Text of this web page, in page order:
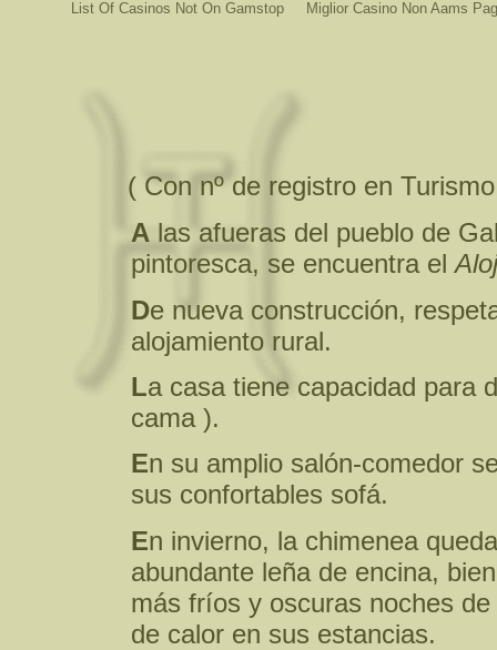
List Of Casinos Not On Gamstop Miglior Casino Non Aams
( Con nº de registro en
A las afueras del pueblo de
pintoresca, se encuentra el
De nueva construcción,
alojamiento rural.
La casa tiene capacidad para
cama ).
En su amplio salón-comedor
sus confortables sofá.
En invierno, la chimenea
abundante leña de encina,
más fríos y oscuras noches
de calor en sus estancias.